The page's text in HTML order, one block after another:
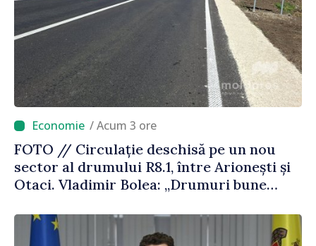
/ Acum 3 ore
FOTO // Circulație deschisă pe un nou
sector al drumului R8.1, între Arionești și
Otaci. Vladimir Bolea: „Drumuri bune
economici și cetățenilor”